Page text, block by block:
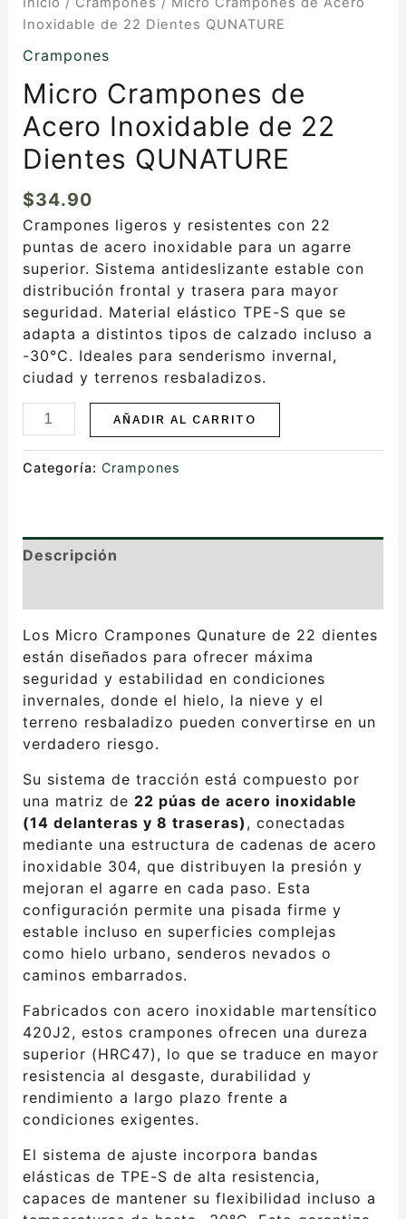
Inoxidable de 22 Dientes QUNATURE
Crampones
Micro Crampones de
Acero Inoxidable de 22
Dientes QUNATURE
$34.90
Crampones ligeros y resistentes con 22
puntas de acero inoxidable para un agarre
superior. Sistema antideslizante estable con
distribución frontal y trasera para mayor
seguridad. Material elástico TPE-S que se
adapta a distintos tipos de calzado incluso a
-30°C. Ideales para senderismo invernal,
ciudad y terrenos resbaladizos.
AÑADIR AL CARRITO
Categoría: Crampones
Descripción
Los Micro Crampones Qunature de 22 dientes
están diseñados para ofrecer máxima
seguridad y estabilidad en condiciones
invernales, donde el hielo, la nieve y el
terreno resbaladizo pueden convertirse en un
verdadero riesgo.
Su sistema de tracción está compuesto por
una matriz de 22 púas de acero inoxidable
(14 delanteras y 8 traseras) , conectadas
mediante una estructura de cadenas de acero
inoxidable 304, que distribuyen la presión y
mejoran el agarre en cada paso. Esta
configuración permite una pisada firme y
estable incluso en superficies complejas
como hielo urbano, senderos nevados o
caminos embarrados.
Fabricados con acero inoxidable martensítico
420J2, estos crampones ofrecen una dureza
superior (HRC47), lo que se traduce en mayor
resistencia al desgaste, durabilidad y
rendimiento a largo plazo frente a
condiciones exigentes.
El sistema de ajuste incorpora bandas
elásticas de TPE-S de alta resistencia,
capaces de mantener su flexibilidad incluso a